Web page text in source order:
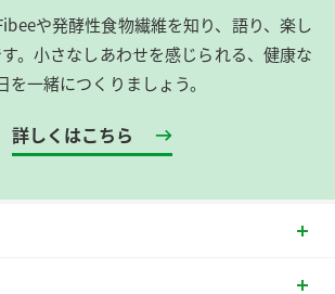
や発酵性食物繊維を知り、語り、楽し
。​小さなしあわせを感じられる、健康な
を一緒につくりましょう。
詳しくはこちら